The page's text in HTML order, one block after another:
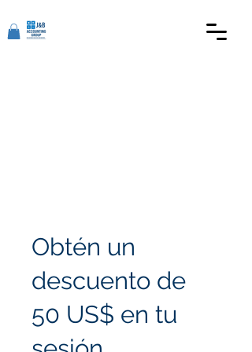
Obtén un
descuento de
50 US$ en tu